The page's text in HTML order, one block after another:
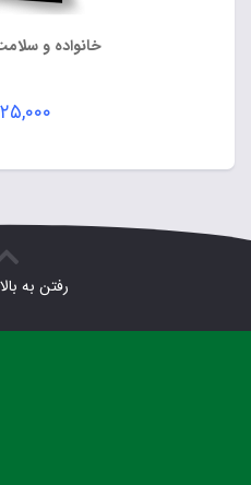
خانواده و
۲۵,۰۰۰
رفتن به